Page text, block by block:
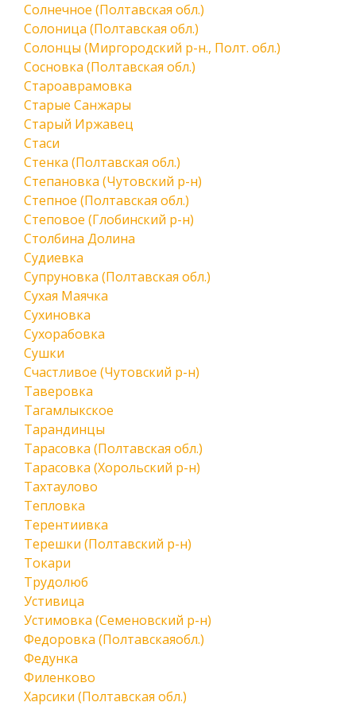
Солнечное (Полтавская обл.)
Солоница (Полтавская обл.)
Солонцы (Миргородский р-н., Полт. обл.)
Сосновка (Полтавская обл.)
Староаврамовка
Старые Санжары
Старый Иржавец
Стаси
Стенка (Полтавская обл.)
Степановка (Чутовский р-н)
Степное (Полтавская обл.)
Степовое (Глобинский р-н)
Столбина Долина
Судиевка
Супруновка (Полтавская обл.)
Сухая Маячка
Сухиновка
Сухорабовка
Сушки
Счастливое (Чутовский р-н)
Таверовка
Тагамлыкское
Тарандинцы
Тарасовка (Полтавская обл.)
Тарасовка (Хорольский р-н)
Тахтаулово
Тепловка
Терентиивка
Терешки (Полтавский р-н)
Токари
Трудолюб
Устивица
Устимовка (Семеновский р-н)
Федоровка (Полтавскаяобл.)
Федунка
Филенково
Харсики (Полтавская обл.)